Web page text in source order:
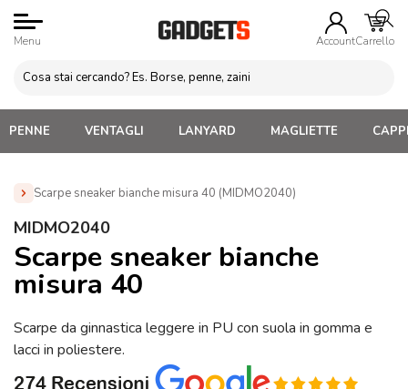
Menu AccountCarrello
PENNE VENTAGLI LANYARD MAGLIETTE
Scarpe sneaker bianche misura 40 (MIDMO2040)
Home » Abbigliamento Personalizzato
(MIDMO2040)
MIDMO2040
Scarpe sneaker bianche
misura 40
Scarpe da ginnastica leggere in PU con suola in gomma e
lacci in poliestere.